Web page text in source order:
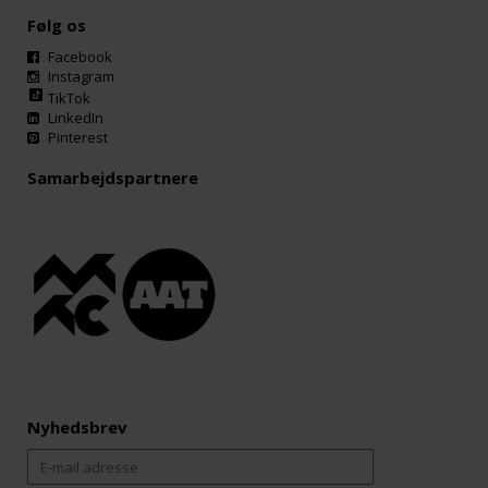
Følg os
Facebook
Instagram
TikTok
LinkedIn
Pinterest
Samarbejdspartnere
Nyhedsbrev